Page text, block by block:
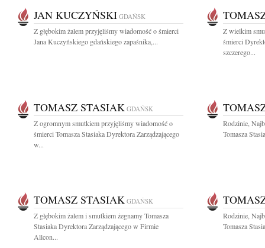
JAN KUCZYŃSKI GDAŃSK
Z głębokim żalem przyjęliśmy wiadomość o śmierci
Jana Kuczyńskiego gdańskiego zapaśnika,...
Z wielkim
śmierci
szczerego...
TOMASZ STASIAK GDAŃSK
Z ogromnym smutkiem przyjęliśmy wiadomość o
śmierci Tomasza Stasiaka Dyrektora Zarządzającego
w...
Rodzinie,
Tomasza
TOMASZ STASIAK GDAŃSK
Z głębokim żalem i smutkiem żegnamy Tomasza
Stasiaka Dyrektora Zarządzającego w Firmie
Allcon...
Rodzinie,
Tomasza